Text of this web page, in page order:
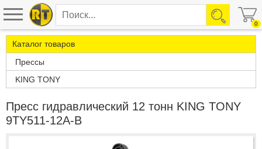
0
Каталог товаров
Прессы
KING TONY
Пресс гидравлический 12 тонн KING TONY
9TY511-12A-B